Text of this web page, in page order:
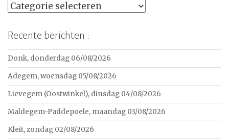
Categorieën
Recente berichten :
Donk, donderdag 06/08/2026
Adegem, woensdag 05/08/2026
Lievegem (Oostwinkel), dinsdag 04/08/2026
Maldegem-Paddepoele, maandag 03/08/2026
Kleit, zondag 02/08/2026